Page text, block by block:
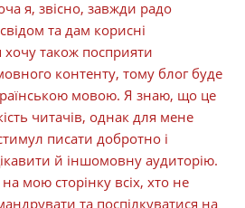
я, звісно, завжди радо
та дам корисні
також посприяти
контенту, тому блог буде
мовою. Я знаю, що це
читачів, однак для мене
писати добротно і
й іншомовну аудиторію.
мою сторінку всіх, хто не
та поспілкуватися на